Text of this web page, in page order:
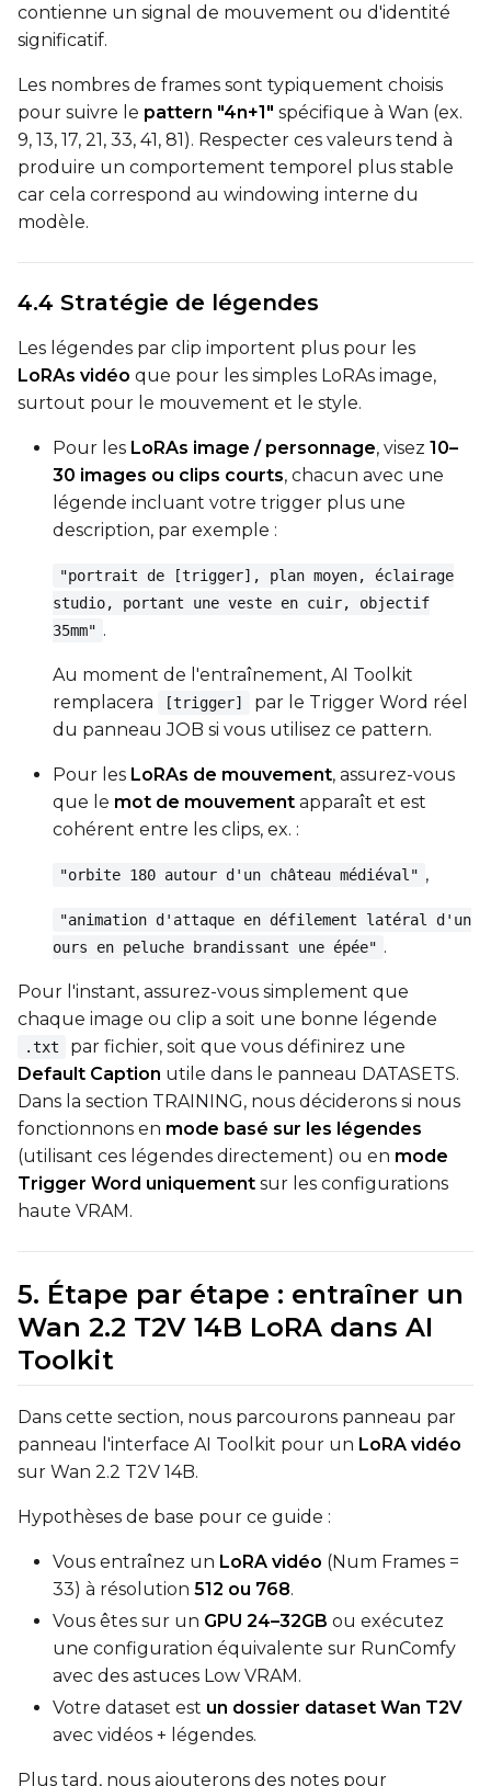
Height
Prompt
Width
LoRA Scale
contienne un signal de mouvement ou d'identité
significatif.
Les nombres de frames sont typiquement choisis
pour suivre le pattern "4n+1" spécifique à Wan (ex.
9, 13, 17, 21, 33, 41, 81). Respecter ces valeurs tend à
produire un comportement temporel plus stable
car cela correspond au windowing interne du
modèle.
4.4 Stratégie de légendes
Les légendes par clip importent plus pour les
LoRAs vidéo que pour les simples LoRAs image,
surtout pour le mouvement et le style.
Pour les LoRAs image / personnage, visez 10–
30 images ou clips courts, chacun avec une
légende incluant votre trigger plus une
description, par exemple :
"portrait de [trigger], plan moyen, éclairage
studio, portant une veste en cuir, objectif
35mm" .
Au moment de l'entraînement, AI Toolkit
remplacera
[trigger]
par le Trigger Word réel
du panneau JOB si vous utilisez ce pattern.
Pour les LoRAs de mouvement, assurez-vous
que le mot de mouvement apparaît et est
cohérent entre les clips, ex. :
"orbite 180 autour d'un château médiéval" ,
"animation d'attaque en défilement latéral d'un
ours en peluche brandissant une épée" .
Pour l'instant, assurez-vous simplement que
chaque image ou clip a soit une bonne légende
.txt
par fichier, soit que vous définirez une
Default Caption utile dans le panneau DATASETS.
Dans la section TRAINING, nous déciderons si nous
fonctionnons en mode basé sur les légendes
(utilisant ces légendes directement) ou en mode
Trigger Word uniquement sur les configurations
haute VRAM.
5. Étape par étape : entraîner un
Wan 2.2 T2V 14B LoRA dans AI
Toolkit
Dans cette section, nous parcourons panneau par
panneau l'interface AI Toolkit pour un LoRA vidéo
sur Wan 2.2 T2V 14B.
Hypothèses de base pour ce guide :
Vous entraînez un LoRA vidéo (Num Frames =
33) à résolution 512 ou 768.
Vous êtes sur un GPU 24–32GB ou exécutez
une configuration équivalente sur RunComfy
avec des astuces Low VRAM.
Votre dataset est un dossier dataset Wan T2V
avec vidéos + légendes.
Plus tard, nous ajouterons des notes pour